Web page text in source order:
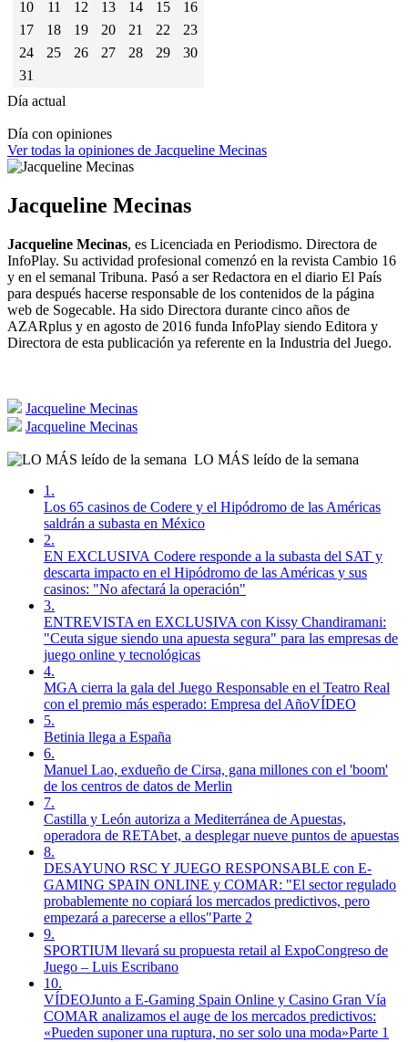
10
11 12 13 14 15
16
17
18 19 20 21 22
23
24
25 26 27 28 29
30
31
Día actual
Día con opiniones
Ver todas la opiniones de Jacqueline Mecinas
Jacqueline Mecinas
Jacqueline Mecinas, es Licenciada en Periodismo. Directora de
InfoPlay. Su actividad profesional comenzó en la revista Cambio 16
y en el semanal Tribuna. Pasó a ser Redactora en el diario El País
para después hacerse responsable de los contenidos de la página
web de Sogecable. Ha sido Directora durante cinco años de
AZARplus y en agosto de 2016 funda InfoPlay siendo Editora y
Directora de esta publicación ya referente en la Industria del Juego.
Jacqueline Mecinas
Jacqueline Mecinas
LO MÁS leído de la semana
1.
Los 65 casinos de Codere y el Hipódromo de las Américas
saldrán a subasta en México
2.
EN EXCLUSIVA Codere responde a la subasta del SAT y
descarta impacto en el Hipódromo de las Américas y sus
casinos: "No afectará la operación"
3.
ENTREVISTA en EXCLUSIVA con Kissy Chandiramani:
"Ceuta sigue siendo una apuesta segura" para las empresas de
juego online y tecnológicas
4.
MGA cierra la gala del Juego Responsable en el Teatro Real
con el premio más esperado: Empresa del AñoVÍDEO
5.
Betinia llega a España
6.
Manuel Lao, exdueño de Cirsa, gana millones con el 'boom'
de los centros de datos de Merlin
7.
Castilla y León autoriza a Mediterránea de Apuestas,
operadora de RETAbet, a desplegar nueve puntos de apuestas
8.
DESAYUNO RSC Y JUEGO RESPONSABLE con E-
GAMING SPAIN ONLINE y COMAR: "El sector regulado
probablemente no copiará los mercados predictivos, pero
empezará a parecerse a ellos"Parte 2
9.
SPORTIUM llevará su propuesta retail al ExpoCongreso de
Juego – Luis Escribano
10.
VÍDEOJunto a E-Gaming Spain Online y Casino Gran Vía
COMAR analizamos el auge de los mercados predictivos:
«Pueden suponer una ruptura, no ser solo una moda»Parte 1